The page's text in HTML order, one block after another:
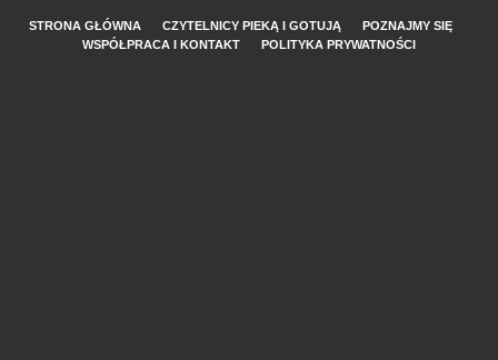
STRONA GŁÓWNA CZYTELNICY PIEKĄ I GOTUJĄ
POZNAJMY SIĘ
WSPÓŁPRACA I KONTAKT
POLITYKA PRYWATNOŚCI